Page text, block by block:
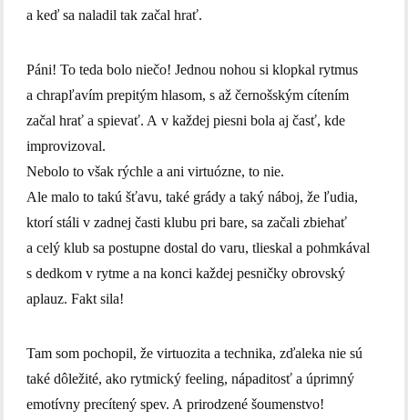
a keď sa naladil tak začal hrať.
Páni! To teda bolo niečo! Jednou nohou si klopkal rytmus
a chrapľavím prepitým hlasom, s až černošským cítením
začal hrať a spievať. A v každej piesni bola aj časť, kde
improvizoval.
Nebolo to však rýchle a ani virtuózne, to nie.
Ale malo to takú šťavu, také grády a taký náboj, že ľudia,
ktorí stáli v zadnej časti klubu pri bare, sa začali zbiehať
a celý klub sa postupne dostal do varu, tlieskal a pohmkával
s dedkom v rytme a na konci každej pesničky obrovský
aplauz. Fakt sila!
Tam som pochopil, že virtuozita a technika, zďaleka nie sú
také dôležité, ako rytmický feeling, nápaditosť a úprimný
emotívny precítený spev. A prirodzené šoumenstvo!